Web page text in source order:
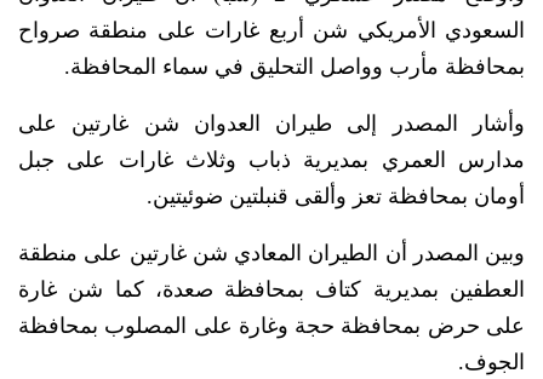
السعودي الأمريكي شن أربع غارات على منطقة صرواح
بمحافظة مأرب وواصل التحليق في سماء المحافظة.
وأشار المصدر إلى طيران العدوان شن غارتين على
مدارس العمري بمديرية ذباب وثلاث غارات على جبل
أومان بمحافظة تعز وألقى قنبلتين ضوئيتين.
وبين المصدر أن الطيران المعادي شن غارتين على منطقة
العطفين بمديرية كتاف بمحافظة صعدة، كما شن غارة
على حرض بمحافظة حجة وغارة على المصلوب بمحافظة
الجوف.